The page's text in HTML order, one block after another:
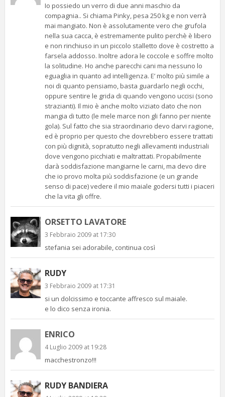
Io possiedo un verro di due anni maschio da
compagnia.. Si chiama Pinky, pesa 250 kg e non verrà
mai mangiato. Non è assolutamente vero che grufola
nella sua cacca, è estremamente pulito perchè è libero
e non rinchiuso in un piccolo stalletto dove è costretto a
farsela addosso. Inoltre adora le coccole e soffre molto
la solitudine. Ho anche parecchi cani ma nessuno lo
eguaglia in quanto ad intelligenza. E’ molto più simile a
noi di quanto pensiamo, basta guardarlo negli occhi,
oppure sentire le grida di quando vengono uccisi (sono
strazianti). Il mio è anche molto viziato dato che non
mangia di tutto (le mele marce non gli fanno per niente
gola). Sul fatto che sia straordinario devo darvi ragione,
ed è proprio per questo che dovrebbero essere trattati
con più dignità, sopratutto negli allevamenti industriali
dove vengono picchiati e maltrattati. Propabilmente
darà soddisfazione mangiarne le carni, ma devo dire
che io provo molta più soddisfazione (e un grande
senso di pace) vedere il mio maiale godersi tutti i piaceri
che la vita gli offre.
ORSETTO LAVATORE
3 Febbraio 2009 at 17:30
stefania sei adorabile, continua così
RUDY
3 Febbraio 2009 at 17:31
si un dolcissimo e toccante affresco sul maiale.
e lo dico senza ironia.
ENRICO
4 Luglio 2009 at 19:28
macchestronzo!!!
RUDY BANDIERA